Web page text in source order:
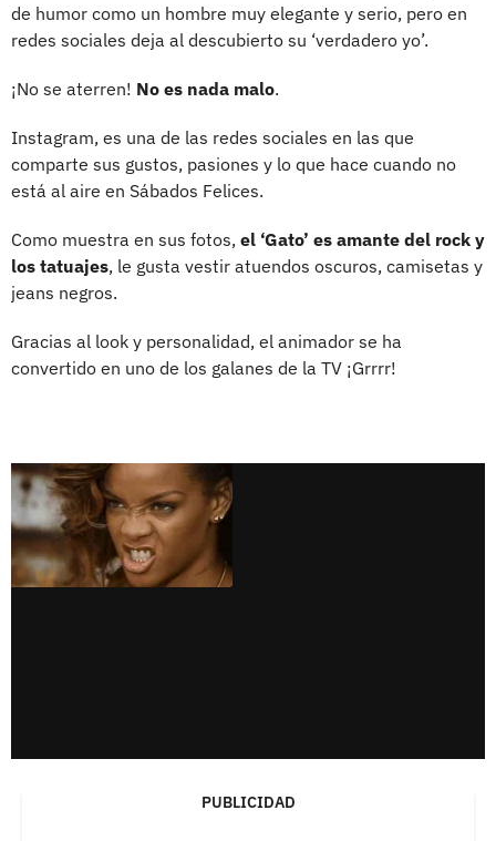
de humor como un hombre muy elegante y serio, pero en
redes sociales deja al descubierto su ‘verdadero yo’.
¡No se aterren! No es nada malo.
Instagram, es una de las redes sociales en las que
comparte sus gustos, pasiones y lo que hace cuando no
está al aire en Sábados Felices.
Como muestra en sus fotos, el ‘Gato’ es amante del rock y
los tatuajes, le gusta vestir atuendos oscuros, camisetas y
jeans negros.
Gracias al look y personalidad, el animador se ha
convertido en uno de los galanes de la TV ¡Grrrr!
PUBLICIDAD